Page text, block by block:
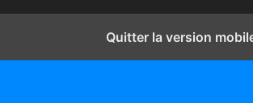
Quitter la version